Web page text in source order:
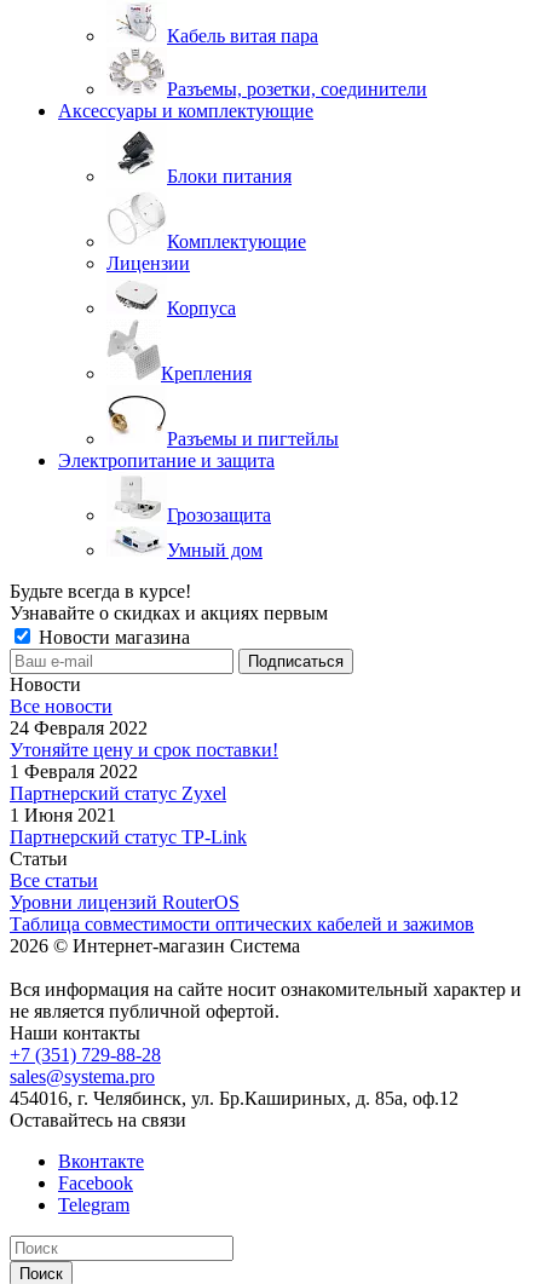
Кабель витая пара
Разъемы, розетки, соединители
Аксессуары и комплектующие
Блоки питания
Комплектующие
Лицензии
Корпуса
Крепления
Разъемы и пигтейлы
Электропитание и защита
Грозозащита
Умный дом
Будьте всегда в курсе!
Узнавайте о скидках и акциях первым
Новости магазина
Новости
Все новости
24 Февраля 2022
Утоняйте цену и срок поставки!
1 Февраля 2022
Партнерский статус Zyxel
1 Июня 2021
Партнерский статус TP-Link
Статьи
Все статьи
Уровни лицензий RouterOS
Таблица совместимости оптических кабелей и зажимов
2026 © Интернет-магазин Система
Вся информация на сайте носит ознакомительный характер и
не является публичной офертой.
Наши контакты
+7 (351) 729-88-28
sales@systema.pro
454016, г. Челябинск, ул. Бр.Кашириных, д. 85а, оф.12
Оставайтесь на связи
Вконтакте
Facebook
Telegram
Поиск